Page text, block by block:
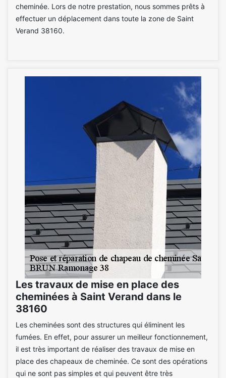
cheminée. Lors de notre prestation, nous sommes prêts à
effectuer un déplacement dans toute la zone de Saint
Verand 38160.
Les travaux de mise en place des
cheminées à Saint Verand dans le
38160
Les cheminées sont des structures qui éliminent les
fumées. En effet, pour assurer un meilleur fonctionnement,
il est très important de réaliser des travaux de mise en
place des chapeaux de cheminée. Ce sont des opérations
qui ne sont pas simples et qui peuvent être très